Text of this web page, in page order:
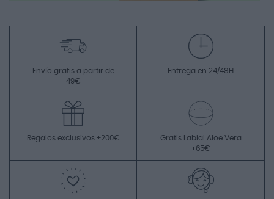
Envío gratis a partir de
49€
Entrega en 24/48H
Regalos exclusivos +200€
Gratis Labial Aloe Vera
+65€